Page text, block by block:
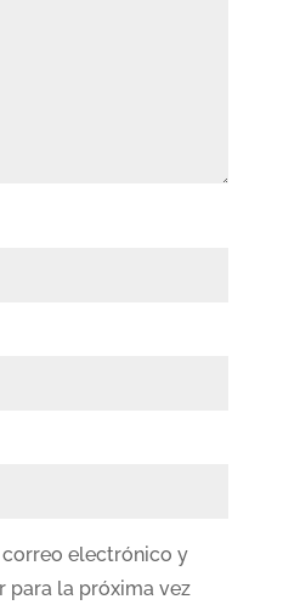
electrónico y
para la próxima vez